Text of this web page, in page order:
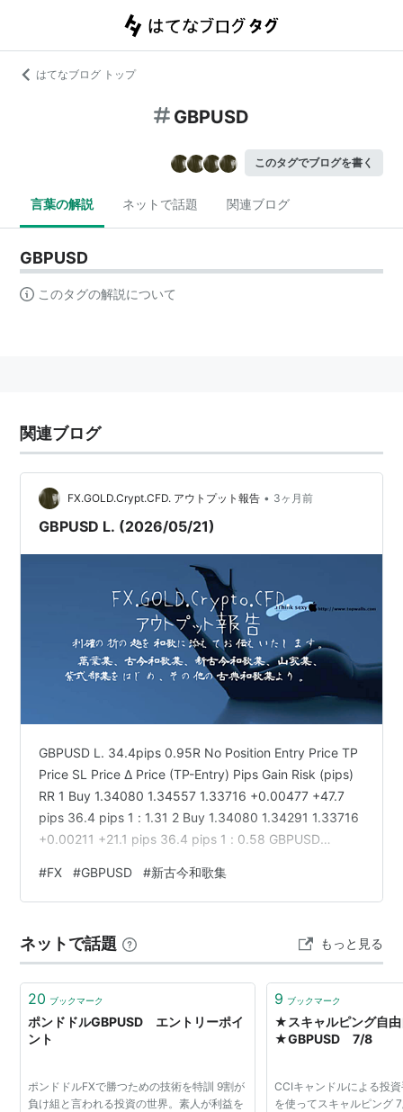
はてなブログ トップ
GBPUSD
このタグでブログを書く
言葉の解説 ネットで話題 関連ブログ
GBPUSD
このタグの解説について
関連ブログ
FX.GOLD.Crypt.CFD. アウトプット報告 • 3ヶ月前
GBPUSD L. (2026/05/21)
GBPUSD L. 34.4pips 0.95R No Position Entry Price TP
Price SL Price Δ Price (TP-Entry) Pips Gain Risk (pips)
RR 1 Buy 1.34080 1.34557 1.33716 +0.00477 +47.7
pips 36.4 pips 1 : 1.31 2 Buy 1.34080 1.34291 1.33716
+0.00211 +21.1 pips 36.4 pips 1 : 0.58 GBPUSD
#FX #GBPUSD #新古今和歌集
ネットで話題 もっと見る
20 ブックマーク
ポンドドルGBPUSD エントリーポイ
ント
ポンドドルFXで勝つための技術を特訓 9割が
負け組と言われる投資の世界。素人が利益を
9 ブックマーク
★スキャルピング自
★GBPUSD 7/8
CCIキャンドルによる投
を使ってスキャルピング